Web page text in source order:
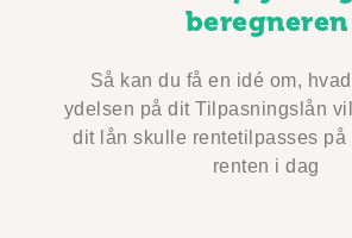
beregneren
Så kan du få en idé om,
ydelsen på dit Tilpasningslån
dit lån skulle rentetilpasses på
renten i dag